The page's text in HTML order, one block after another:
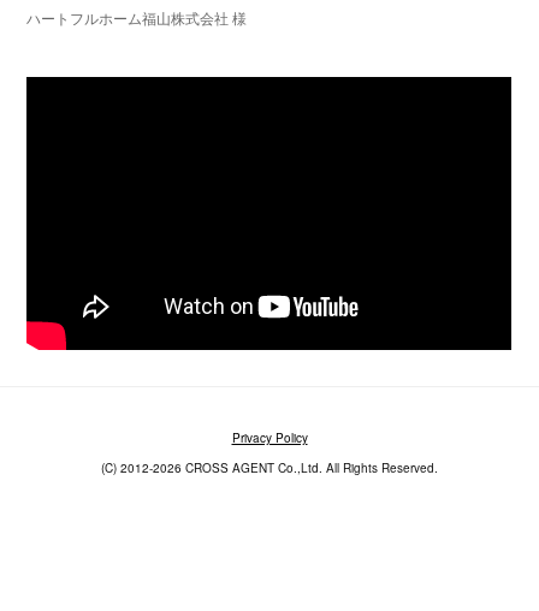
ハートフルホーム福山株式会社 様
Privacy Policy
(C) 2012-2026 CROSS AGENT Co.,Ltd. All Rights Reserved.